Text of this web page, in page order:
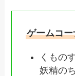
ゲームコ
くもの
妖精の